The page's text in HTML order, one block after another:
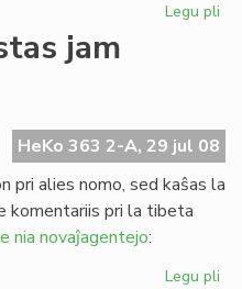
Legu pli
de
jam
HeKo 363 2-A, 29 jul 08
pri alies nomo, sed kaŝas la
komentariis pri la tibeta
nia novaĵagentejo:
Legu pli